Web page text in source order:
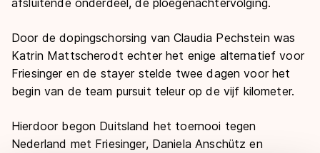
Door de dopingschorsing van Claudia Pechstein was
Katrin Mattscherodt echter het enige alternatief voor
Friesinger en de stayer stelde twee dagen voor het
begin van de team pursuit teleur op de vijf kilometer.
Hierdoor begon Duitsland het toernooi tegen
Nederland met Friesinger, Daniela Anschütz en